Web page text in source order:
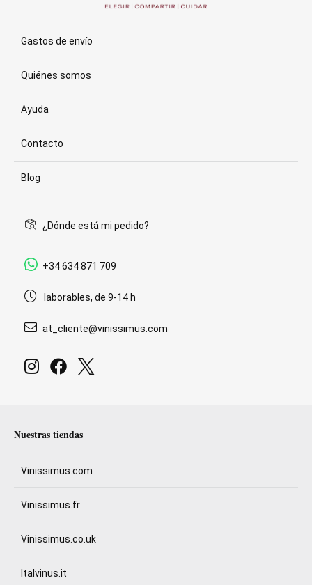
Gastos de envío
Quiénes somos
Ayuda
Contacto
Blog
¿Dónde está mi pedido?
+34 634 871 709
laborables, de 9-14 h
at_cliente@vinissimus.com
Nuestras tiendas
Vinissimus.com
Vinissimus.fr
Vinissimus.co.uk
Italvinus.it